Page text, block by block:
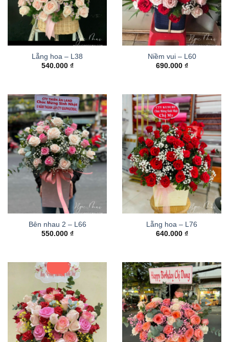
Lẵng hoa – L38
540.000 ₫
Niềm vui – L60
690.000 ₫
Bên nhau 2 – L66
550.000 ₫
Lẵng hoa – L76
640.000 ₫